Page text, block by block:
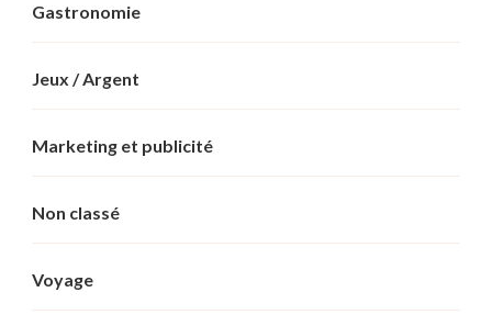
Gastronomie
Jeux / Argent
Marketing et publicité
Non classé
Voyage